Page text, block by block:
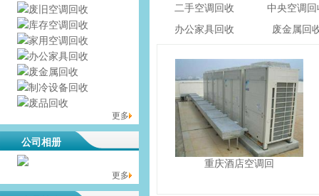
废旧空调回收
库存空调回收
家用空调回收
办公家具回收
废金属回收
制冷设备回收
废品回收
更多
公司相册
没有相册分类！
更多
二手空调回收
中央空调回
办公家具回收
废金属回
重庆酒店空调回